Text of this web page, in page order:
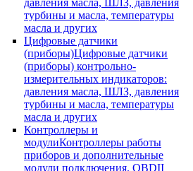
давления масла, ШЛЗ, давления
турбины и масла, температуры
масла и других
Цифровые датчики
(приборы)Цифровые датчики
(приборы) контрольно-
измерительных индикаторов:
давления масла, ШЛЗ, давления
турбины и масла, температуры
масла и других
Контроллеры и
модулиКонтроллеры работы
приборов и дополнительные
модули подключения. OBDII